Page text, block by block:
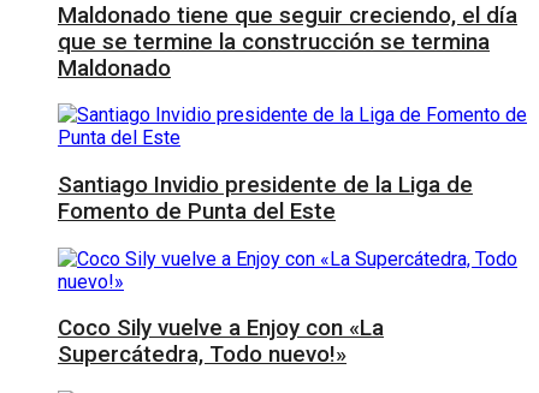
Maldonado tiene que seguir creciendo, el día
que se termine la construcción se termina
Maldonado
Santiago Invidio presidente de la Liga de
Fomento de Punta del Este
Coco Sily vuelve a Enjoy con «La
Supercátedra, Todo nuevo!»